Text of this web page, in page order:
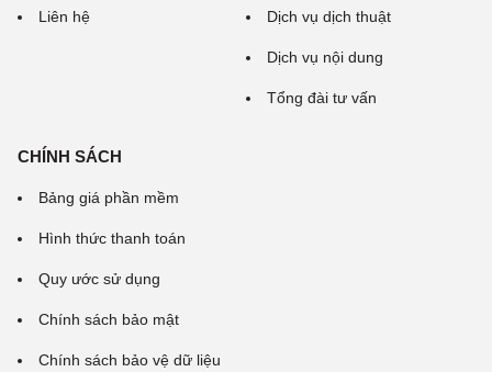
Liên hệ Dịch vụ dịch thuật
Dịch vụ nội dung
Tổng đài tư vấn
CHÍNH SÁCH
Bảng giá phần mềm
Hình thức thanh toán
Quy ước sử dụng
Chính sách bảo mật
Chính sách bảo vệ dữ liệu